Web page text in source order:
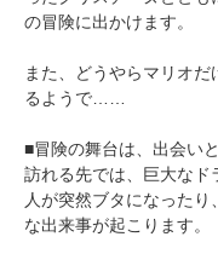
の冒険に出かけます。
また、どうやらマリオ
るようで……
■冒険の舞台は、出会い
訪れる先では、巨大なド
人が突然ブタになった
な出来事が起こります。